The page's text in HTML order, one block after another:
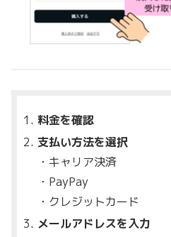
料金を確認
支払い方法を選択
・キャリア決済
・PayPay
・クレジットカード
メールアドレスを入力